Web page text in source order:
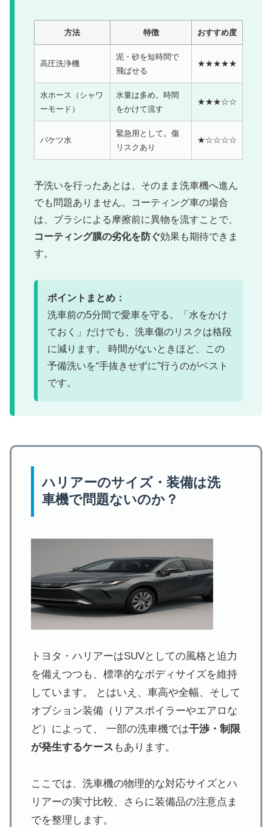
方法 特徴 おすすめ度
高圧洗浄機
泥・砂を短時間で
飛ばせる
★★★★★
水ホース（シャワ
ーモード）
水量は多め。時間
をかけて流す
★★★☆☆
バケツ水
緊急用として。傷
リスクあり
★☆☆☆☆
予洗いを行ったあとは、そのまま洗車機へ進ん
でも問題ありません。コーティング車の場合
は、ブラシによる摩擦前に異物を流すことで、
コーティング膜の劣化を防ぐ効果も期待できま
す。
ポイントまとめ：
洗車前の5分間で愛車を守る。「水をかけ
ておく」だけでも、洗車傷のリスクは格段
に減ります。 時間がないときほど、この
予備洗いを“手抜きせずに”行うのがベスト
です。
ハリアーのサイズ・装備は洗
車機で問題ないのか？
トヨタ・ハリアーはSUVとしての風格と迫力
を備えつつも、標準的なボディサイズを維持
しています。 とはいえ、車高や全幅、そして
オプション装備（リアスポイラーやエアロな
ど）によって、 一部の洗車機では干渉・制限
が発生するケース もあります。
ここでは、洗車機の物理的な対応サイズとハ
リアーの実寸比較、さらに装備品の注意点ま
でを整理します。